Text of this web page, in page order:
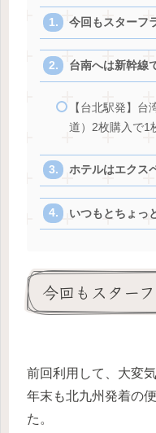
今回もスターフ
台南へは新幹線
【台北駅発】
道）2枚購入で1
ホテルはエクス
いつもとちょっ
今回もスター
前回利用して、大変
年末も北九州発着の
た。